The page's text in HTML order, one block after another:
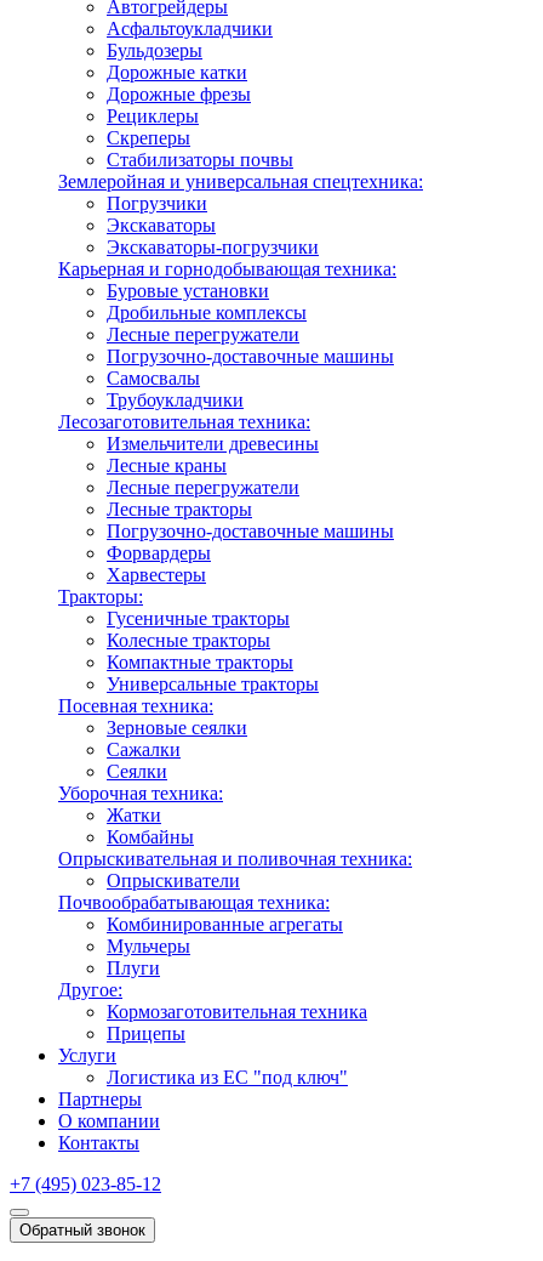
Автогрейдеры
Асфальтоукладчики
Бульдозеры
Дорожные катки
Дорожные фрезы
Рециклеры
Скреперы
Стабилизаторы почвы
Землеройная и универсальная спецтехника:
Погрузчики
Экскаваторы
Экскаваторы-погрузчики
Карьерная и горнодобывающая техника:
Буровые установки
Дробильные комплексы
Лесные перегружатели
Погрузочно-доставочные машины
Самосвалы
Трубоукладчики
Лесозаготовительная техника:
Измельчители древесины
Лесные краны
Лесные перегружатели
Лесные тракторы
Погрузочно-доставочные машины
Форвардеры
Харвестеры
Тракторы:
Гусеничные тракторы
Колесные тракторы
Компактные тракторы
Универсальные тракторы
Посевная техника:
Зерновые сеялки
Сажалки
Сеялки
Уборочная техника:
Жатки
Комбайны
Опрыскивательная и поливочная техника:
Опрыскиватели
Почвообрабатывающая техника:
Комбинированные агрегаты
Мульчеры
Плуги
Другое:
Кормозаготовительная техника
Прицепы
Услуги
Логистика из ЕС "под ключ"
Партнеры
О компании
Контакты
+7 (495) 023-85-12
Обратный звонок